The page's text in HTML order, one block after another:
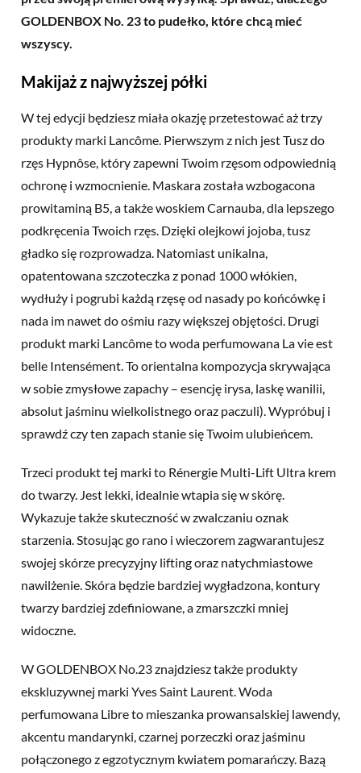
GOLDENBOX No. 23 to pudełko, które chcą mieć
wszyscy.
Makijaż z najwyższej półki
W tej edycji będziesz miała okazję przetestować aż trzy
produkty marki Lancôme. Pierwszym z nich jest Tusz do
rzęs Hypnôse, który zapewni Twoim rzęsom odpowiednią
ochronę i wzmocnienie. Maskara została wzbogacona
prowitaminą B5, a także woskiem Carnauba, dla lepszego
podkręcenia Twoich rzęs. Dzięki olejkowi jojoba, tusz
gładko się rozprowadza. Natomiast unikalna,
opatentowana szczoteczka z ponad 1000 włókien,
wydłuży i pogrubi każdą rzęsę od nasady po końcówkę i
nada im nawet do ośmiu razy większej objętości. Drugi
produkt marki Lancôme to woda perfumowana La vie est
belle Intensément. To orientalna kompozycja skrywająca
w sobie zmysłowe zapachy – esencję irysa, laskę wanilii,
absolut jaśminu wielkolistnego oraz paczuli). Wypróbuj i
sprawdź czy ten zapach stanie się Twoim ulubieńcem.
Trzeci produkt tej marki to Rénergie Multi-Lift Ultra krem
do twarzy. Jest lekki, idealnie wtapia się w skórę.
Wykazuje także skuteczność w zwalczaniu oznak
starzenia. Stosując go rano i wieczorem zagwarantujesz
swojej skórze precyzyjny lifting oraz natychmiastowe
nawilżenie. Skóra będzie bardziej wygładzona, kontury
twarzy bardziej zdefiniowane, a zmarszczki mniej
widoczne.
W GOLDENBOX No.23 znajdziesz także produkty
ekskluzywnej marki Yves Saint Laurent. Woda
perfumowana Libre to mieszanka prowansalskiej lawendy,
akcentu mandarynki, czarnej porzeczki oraz jaśminu
połączonego z egzotycznym kwiatem pomarańczy. Bazą